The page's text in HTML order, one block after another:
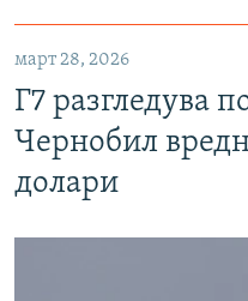
март 28, 2026
Г7 разгледува
Чернобил
долари